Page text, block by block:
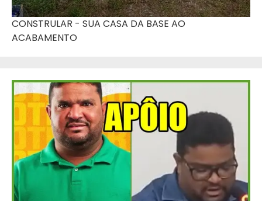
CONSTRULAR - SUA CASA DA BASE AO
ACABAMENTO